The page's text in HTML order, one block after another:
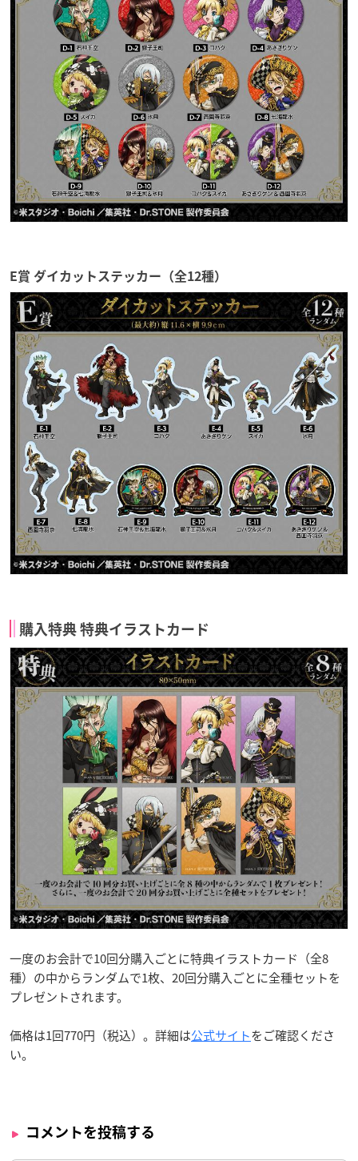
E賞 ダイカットステッカー（全12種）
購入特典 特典イラストカード
一度のお会計で10回分購入ごとに特典イラストカード（全8
種）の中からランダムで1枚、20回分購入ごとに全種セットを
プレゼントされます。
価格は1回770円（税込）。詳細は公式サイトをご確認くださ
い。
コメントを投稿する